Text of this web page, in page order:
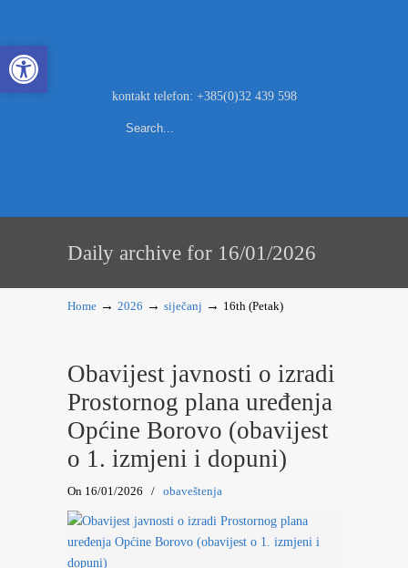
Open toolbar
kontakt telefon: +385(0)32 439 598
Daily archive for 16/01/2026
Home → 2026 → siječanj → 16th (Petak)
Obavijest javnosti o izradi
Prostornog plana uređenja
Općine Borovo (obavijest
o 1. izmjeni i dopuni)
On 16/01/2026 / obaveštenja